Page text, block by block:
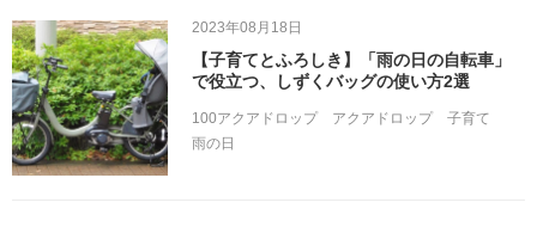
2023年08月18日
【子育てとふろしき】「雨の日の自転車」
で役立つ、しずくバッグの使い方2選
100アクアドロップ アクアドロップ
子育て
雨の日